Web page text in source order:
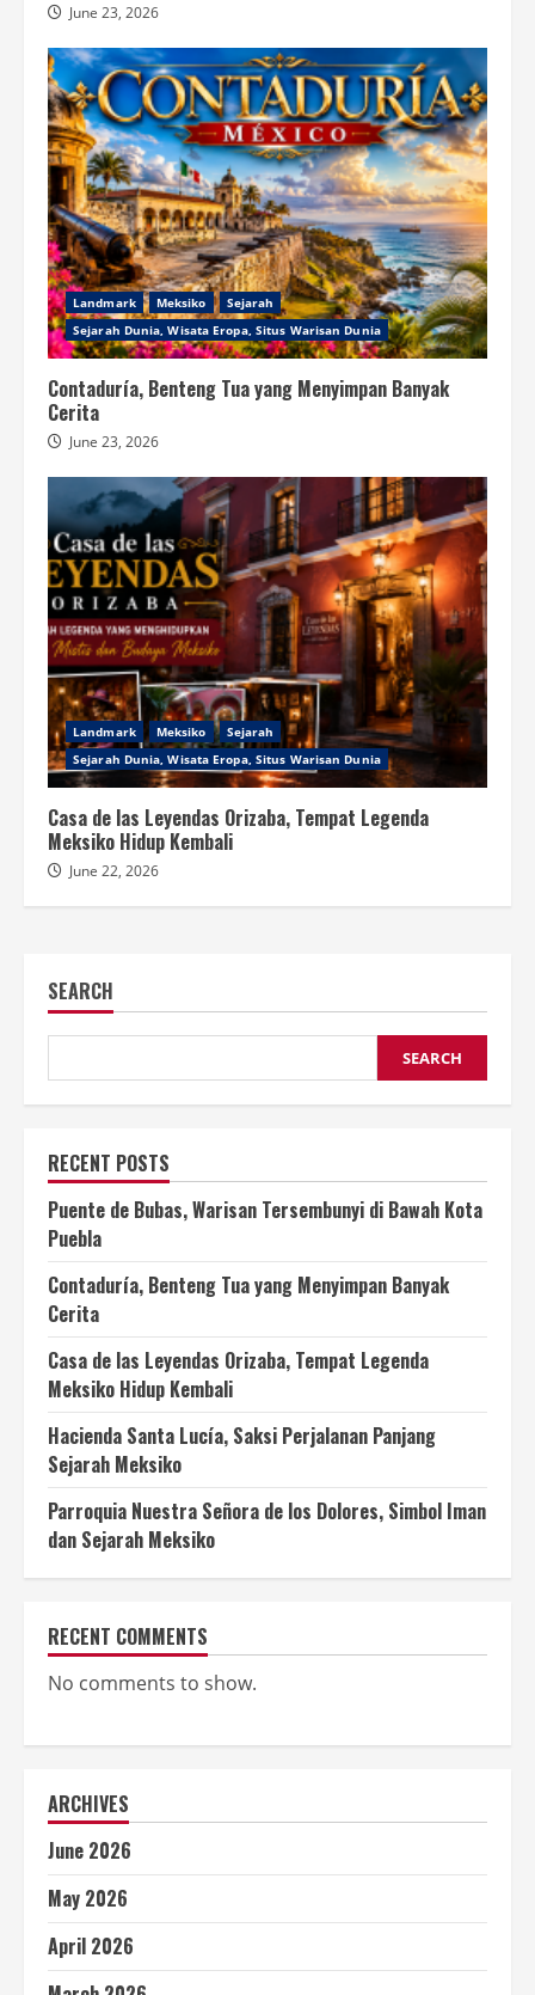
June 23, 2026
Landmark Meksiko
Sejarah
Sejarah Dunia, Wisata Eropa, Situs Warisan Dunia
Contaduría, Benteng Tua yang Menyimpan Banyak
Cerita
June 23, 2026
Landmark Meksiko
Sejarah
Sejarah Dunia, Wisata Eropa, Situs Warisan Dunia
Casa de las Leyendas Orizaba, Tempat Legenda
Meksiko Hidup Kembali
June 22, 2026
SEARCH
SEARCH
RECENT POSTS
Puente de Bubas, Warisan Tersembunyi di Bawah Kota
Puebla
Contaduría, Benteng Tua yang Menyimpan Banyak
Cerita
Casa de las Leyendas Orizaba, Tempat Legenda
Meksiko Hidup Kembali
Hacienda Santa Lucía, Saksi Perjalanan Panjang
Sejarah Meksiko
Parroquia Nuestra Señora de los Dolores, Simbol Iman
dan Sejarah Meksiko
RECENT COMMENTS
No comments to show.
ARCHIVES
June 2026
May 2026
April 2026